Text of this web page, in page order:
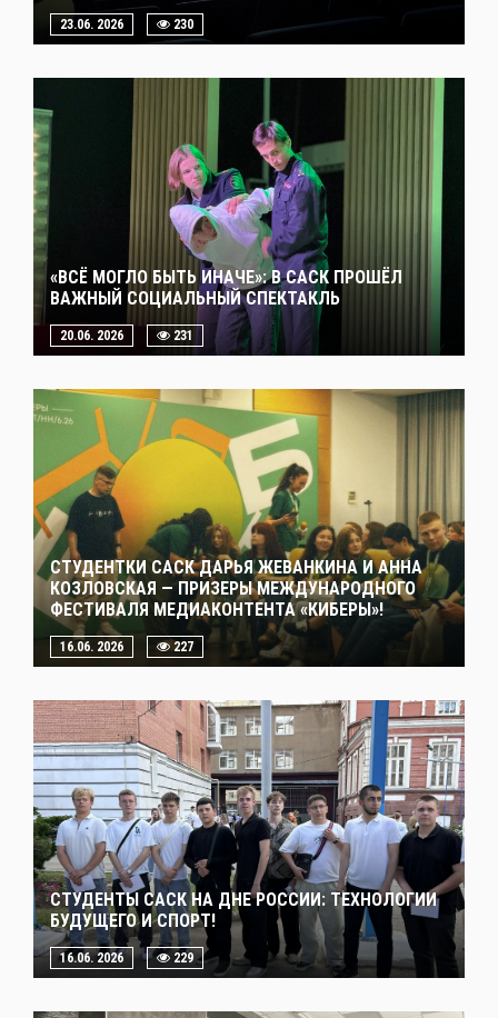
23.06. 2026 230
«ВСЁ МОГЛО БЫТЬ ИНАЧЕ»: В САСК ПРОШЁЛ
ВАЖНЫЙ СОЦИАЛЬНЫЙ СПЕКТАКЛЬ
20.06. 2026 231
СТУДЕНТКИ САСК ДАРЬЯ ЖЕВАНКИНА И АННА
КОЗЛОВСКАЯ — ПРИЗЕРЫ МЕЖДУНАРОДНОГО
ФЕСТИВАЛЯ МЕДИАКОНТЕНТА «КИБЕРЫ»!
16.06. 2026 227
СТУДЕНТЫ САСК НА ДНЕ РОССИИ: ТЕХНОЛОГИИ
БУДУЩЕГО И СПОРТ!
16.06. 2026 229